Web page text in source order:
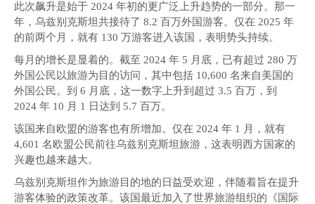
此次飙升是始于 2024 年初的更广泛上升趋势的一部分。那一
年，乌兹别克斯坦共接待了 8.2 百万外国游客。仅在 2025 年
的前两个月，就有 130 万游客进入该国，表明势头持续。
每月的增长是显着的。截至 2024 年 5 月底，已有超过 280 万
外国公民以旅游为目的访问，其中包括 10,600 名来自美国的
外国公民。到 6 月底，这一数字上升到超过 3.5 百万，到
2024 年 10 月 1 日达到 5.7 百万。
该国来自欧盟的游客也有所增加。仅在 2024 年 1 月，就有
4,601 名欧盟公民前往乌兹别克斯坦旅游，这表明西方国家的
兴趣也越来越大。
乌兹别克斯坦作为旅游目的地的日益受欢迎，伴随着旨在提升
游客体验的政策改革。该国最近加入了世界旅游组织的《国际